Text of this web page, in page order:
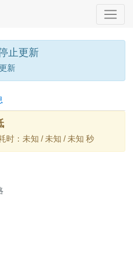
止更新
新
时：未知 / 未知 / 未知 秒